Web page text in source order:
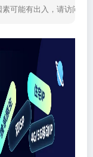
可能有出入，请访问网